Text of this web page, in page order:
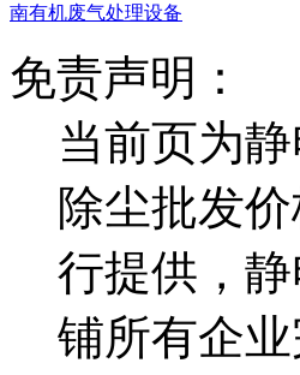
南有机废气处理设备
免责声明：
当前页为
除尘批发
行提供，
铺所有企